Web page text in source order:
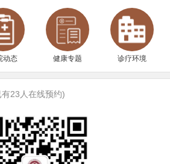
动态 健康专题 诊疗环境
有23 人在线预约)